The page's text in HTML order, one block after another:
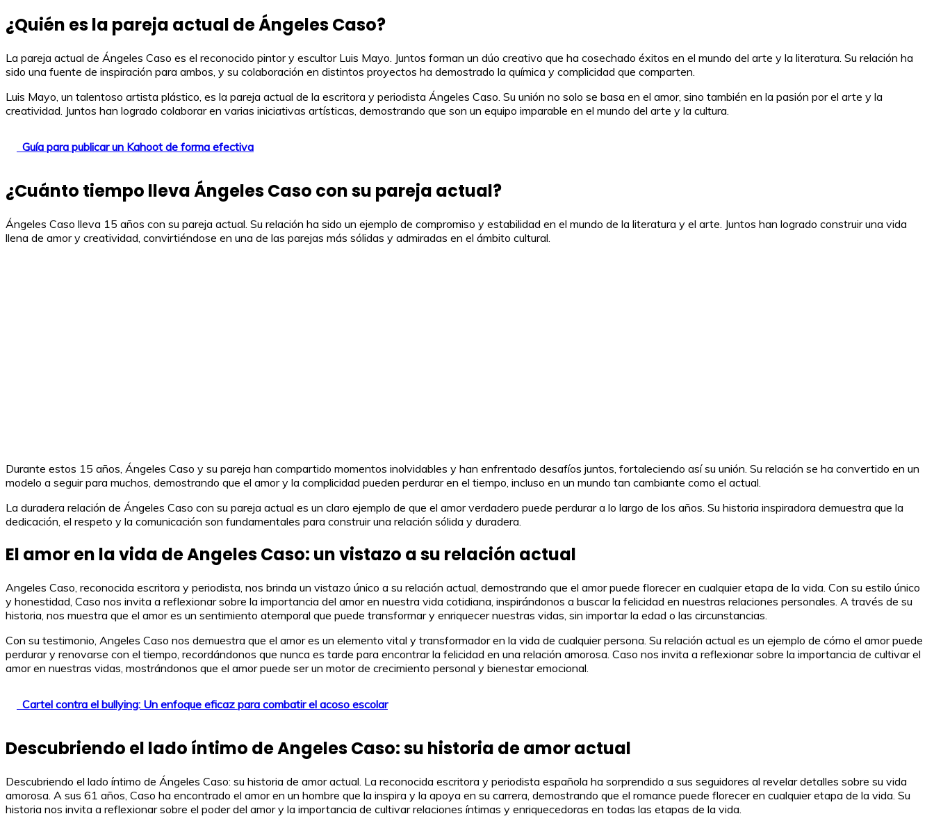
¿Quién es la pareja actual de Ángeles Caso?
La pareja actual de Ángeles Caso es el reconocido pintor y escultor Luis Mayo. Juntos forman un dúo creativo que ha cosechado éxitos en el mundo del arte y la literatura. Su relación ha
sido una fuente de inspiración para ambos, y su colaboración en distintos proyectos ha demostrado la química y complicidad que comparten.
Luis Mayo, un talentoso artista plástico, es la pareja actual de la escritora y periodista Ángeles Caso. Su unión no solo se basa en el amor, sino también en la pasión por el arte y la
creatividad. Juntos han logrado colaborar en varias iniciativas artísticas, demostrando que son un equipo imparable en el mundo del arte y la cultura.
Guía para publicar un Kahoot de forma efectiva
¿Cuánto tiempo lleva Ángeles Caso con su pareja actual?
Ángeles Caso lleva 15 años con su pareja actual. Su relación ha sido un ejemplo de compromiso y estabilidad en el mundo de la literatura y el arte. Juntos han logrado construir una vida
llena de amor y creatividad, convirtiéndose en una de las parejas más sólidas y admiradas en el ámbito cultural.
Durante estos 15 años, Ángeles Caso y su pareja han compartido momentos inolvidables y han enfrentado desafíos juntos, fortaleciendo así su unión. Su relación se ha convertido en un
modelo a seguir para muchos, demostrando que el amor y la complicidad pueden perdurar en el tiempo, incluso en un mundo tan cambiante como el actual.
La duradera relación de Ángeles Caso con su pareja actual es un claro ejemplo de que el amor verdadero puede perdurar a lo largo de los años. Su historia inspiradora demuestra que la
dedicación, el respeto y la comunicación son fundamentales para construir una relación sólida y duradera.
El amor en la vida de Angeles Caso: un vistazo a su relación actual
Angeles Caso, reconocida escritora y periodista, nos brinda un vistazo único a su relación actual, demostrando que el amor puede florecer en cualquier etapa de la vida. Con su estilo único
y honestidad, Caso nos invita a reflexionar sobre la importancia del amor en nuestra vida cotidiana, inspirándonos a buscar la felicidad en nuestras relaciones personales. A través de su
historia, nos muestra que el amor es un sentimiento atemporal que puede transformar y enriquecer nuestras vidas, sin importar la edad o las circunstancias.
Con su testimonio, Angeles Caso nos demuestra que el amor es un elemento vital y transformador en la vida de cualquier persona. Su relación actual es un ejemplo de cómo el amor puede
perdurar y renovarse con el tiempo, recordándonos que nunca es tarde para encontrar la felicidad en una relación amorosa. Caso nos invita a reflexionar sobre la importancia de cultivar el
amor en nuestras vidas, mostrándonos que el amor puede ser un motor de crecimiento personal y bienestar emocional.
Cartel contra el bullying: Un enfoque eficaz para combatir el acoso escolar
Descubriendo el lado íntimo de Angeles Caso: su historia de amor actual
Descubriendo el lado íntimo de Ángeles Caso: su historia de amor actual. La reconocida escritora y periodista española ha sorprendido a sus seguidores al revelar detalles sobre su vida
amorosa. A sus 61 años, Caso ha encontrado el amor en un hombre que la inspira y la apoya en su carrera, demostrando que el romance puede florecer en cualquier etapa de la vida. Su
historia nos invita a reflexionar sobre el poder del amor y la importancia de cultivar relaciones íntimas y enriquecedoras en todas las etapas de la vida.